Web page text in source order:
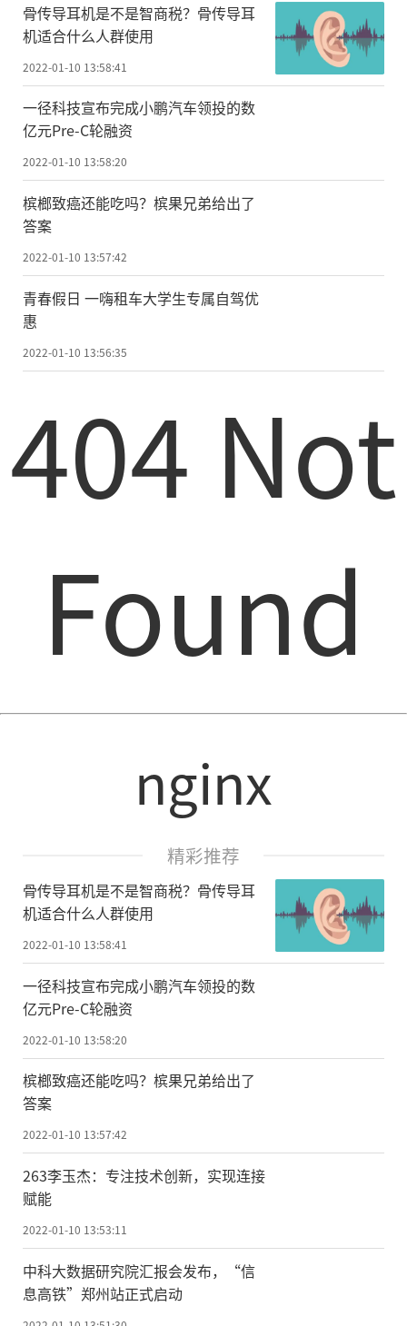
骨传导耳机是不是智商税？骨传导耳
机适合什么人群使用
2022-01-10 13:58:41
一径科技宣布完成小鹏汽车领投的数
亿元Pre-C轮融资
2022-01-10 13:58:20
槟榔致癌还能吃吗？槟果兄弟给出了
答案
2022-01-10 13:57:42
青春假日 一嗨租车大学生专属自驾优
惠
2022-01-10 13:56:35
404 Not
Found
nginx
精彩推荐
骨传导耳机是不是智商税？骨传导耳
机适合什么人群使用
2022-01-10 13:58:41
一径科技宣布完成小鹏汽车领投的数
亿元Pre-C轮融资
2022-01-10 13:58:20
槟榔致癌还能吃吗？槟果兄弟给出了
答案
2022-01-10 13:57:42
263李玉杰：专注技术创新，实现连接
赋能
2022-01-10 13:53:11
中科大数据研究院汇报会发布，“信
息高铁”郑州站正式启动